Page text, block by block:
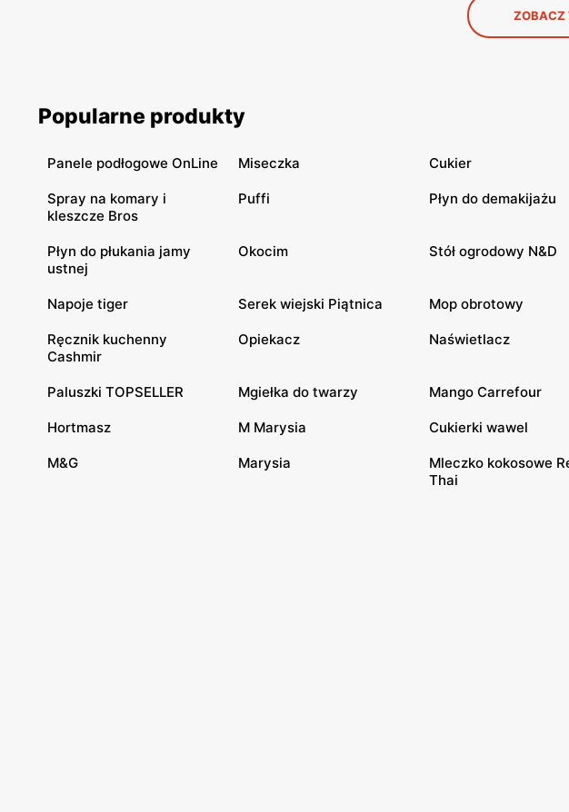
ZOBACZ
Popularne produkty
Panele podłogowe OnLine Miseczka Cukier
Spray na komary i
kleszcze Bros
Puffi Płyn do demakijażu
Płyn do płukania jamy
ustnej
Okocim Stół ogrodowy N&D
Napoje tiger Serek wiejski Piątnica Mop obrotowy
Ręcznik kuchenny
Cashmir
Opiekacz Naświetlacz
Paluszki TOPSELLER Mgiełka do twarzy Mango Carrefour
Hortmasz M Marysia Cukierki wawel
M&G Marysia
Mleczko kokosowe
Thai